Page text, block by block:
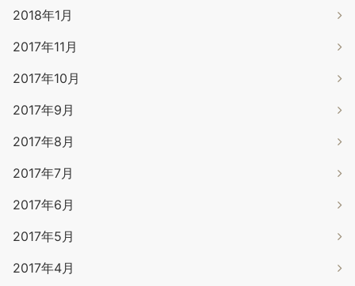
2018年1月
2017年11月
2017年10月
2017年9月
2017年8月
2017年7月
2017年6月
2017年5月
2017年4月